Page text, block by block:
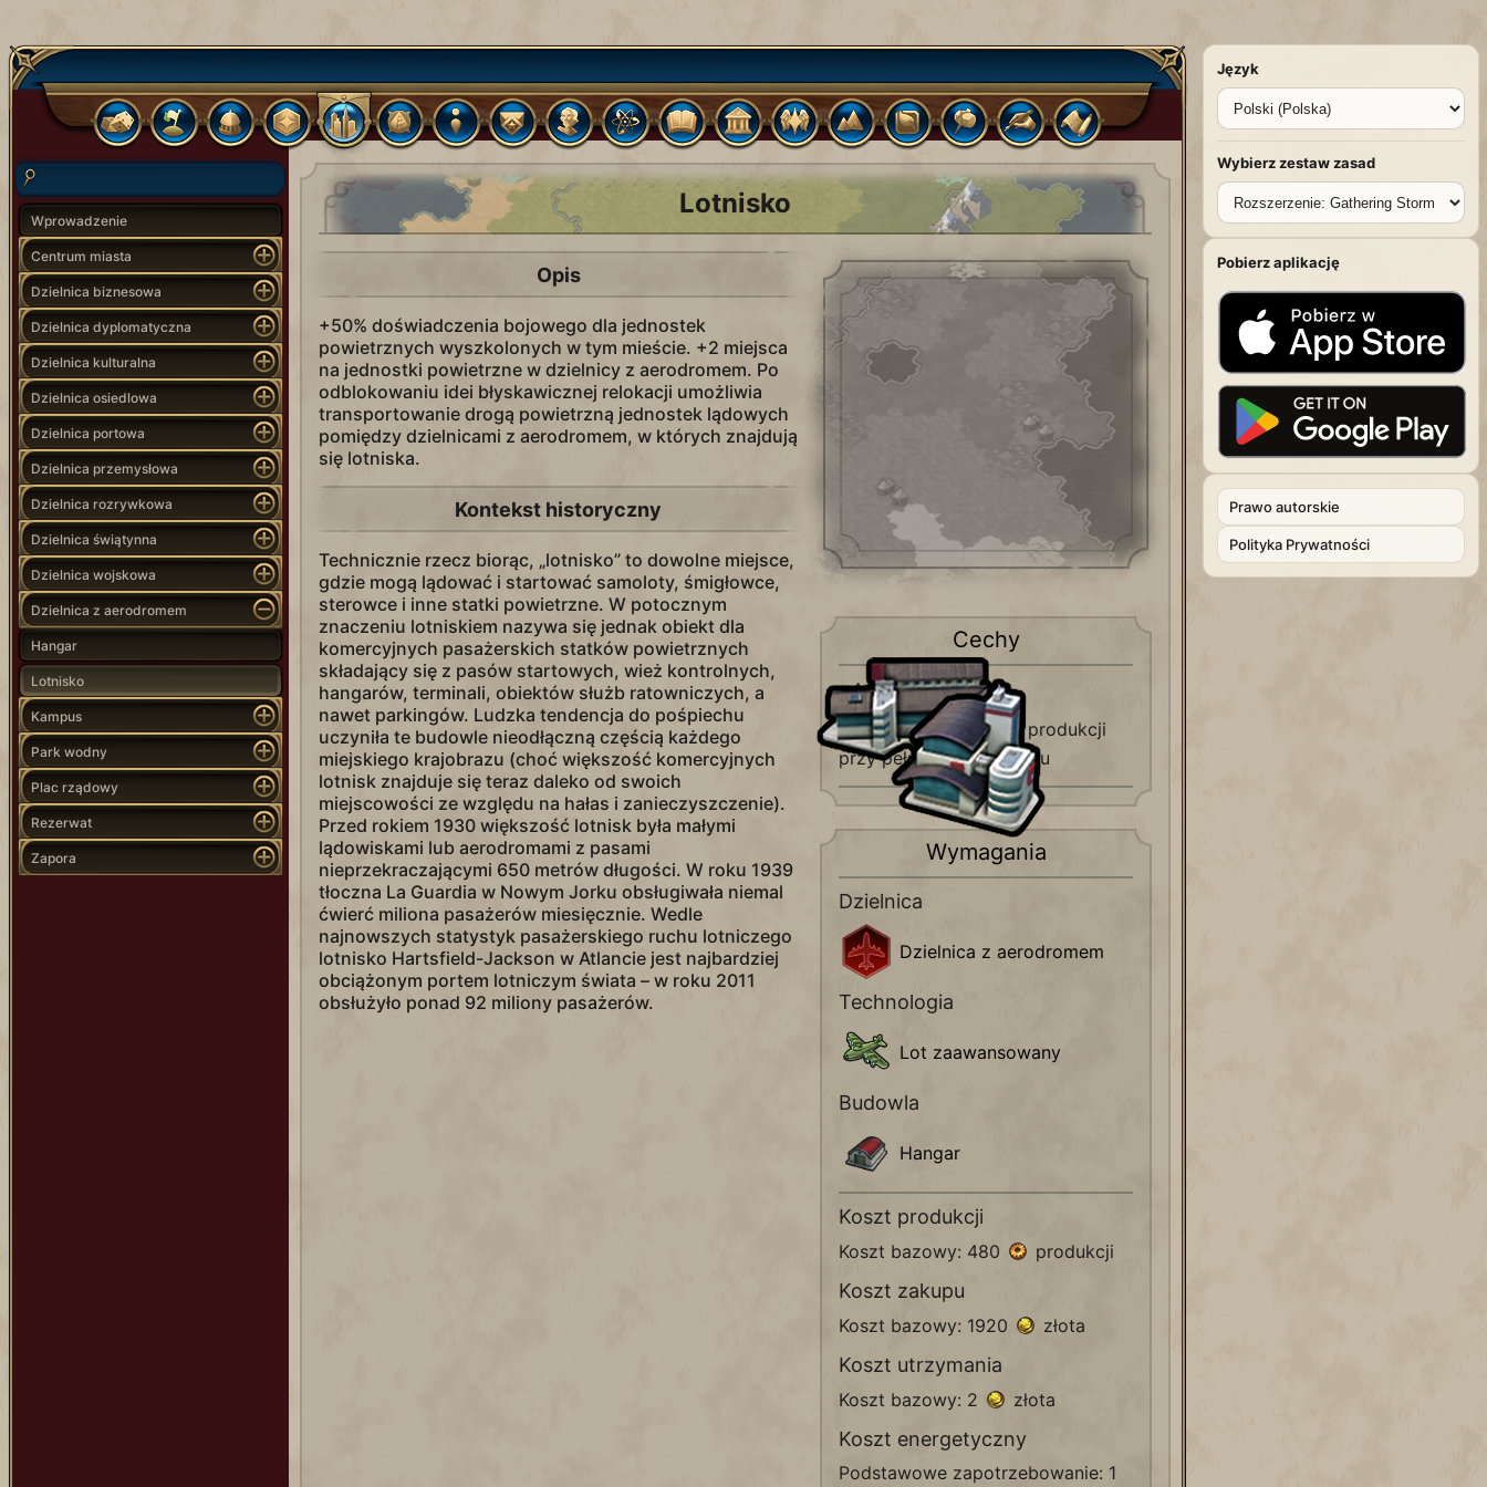
Wprowadzenie
Centrum miasta
Dzielnica biznesowa
Dzielnica dyplomatyczna
Dzielnica kulturalna
Dzielnica osiedlowa
Dzielnica portowa
Dzielnica przemysłowa
Dzielnica rozrywkowa
Dzielnica świątynna
Dzielnica wojskowa
Dzielnica z aerodromem
Hangar
Lotnisko
Kampus
Park wodny
Plac rządowy
Rezerwat
Zapora
Lotnisko
Opis
+50% doświadczenia bojowego dla jednostek
powietrznych wyszkolonych w tym mieście. +2 miejsca
na jednostki powietrzne w dzielnicy z aerodromem. Po
odblokowaniu idei błyskawicznej relokacji umożliwia
transportowanie drogą powietrzną jednostek lądowych
pomiędzy dzielnicami z aerodromem, w których znajdują
się lotniska.
Kontekst historyczny
Technicznie rzecz biorąc, „lotnisko” to dowolne miejsce,
gdzie mogą lądować i startować samoloty, śmigłowce,
sterowce i inne statki powietrzne. W potocznym
znaczeniu lotniskiem nazywa się jednak obiekt dla
komercyjnych pasażerskich statków powietrznych
składający się z pasów startowych, wież kontrolnych,
hangarów, terminali, obiektów służb ratowniczych, a
nawet parkingów. Ludzka tendencja do pośpiechu
uczyniła te budowle nieodłączną częścią każdego
miejskiego krajobrazu (choć większość komercyjnych
lotnisk znajduje się teraz daleko od swoich
miejscowości ze względu na hałas i zanieczyszczenie).
Przed rokiem 1930 większość lotnisk była małymi
lądowiskami lub aerodromami z pasami
nieprzekraczającymi 650 metrów długości. W roku 1939
tłoczna La Guardia w Nowym Jorku obsługiwała niemal
ćwierć miliona pasażerów miesięcznie. Wedle
najnowszych statystyk pasażerskiego ruchu lotniczego
lotnisko Hartsfield-Jackson w Atlancie jest najbardziej
obciążonym portem lotniczym świata – w roku 2011
obsłużyło ponad 92 miliony pasażerów.
Cechy
+4 do
produkcji
Dodatkowo +2 do
produkcji
przy pełnym
zasileniu
Wymagania
Dzielnica
Dzielnica z aerodromem
Technologia
Lot zaawansowany
Budowla
Hangar
Koszt produkcji
Koszt bazowy: 480 produkcji
Koszt zakupu
Koszt bazowy: 1920 złota
Koszt utrzymania
Koszt bazowy: 2 złota
Koszt energetyczny
Podstawowe zapotrzebowanie: 1
Język
Wybierz zestaw zasad
Pobierz aplikację
Prawo autorskie
Polityka Prywatności